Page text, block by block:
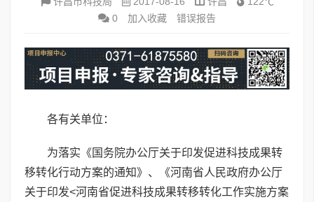
0
加入收藏 错误报告
各有关单位：
为落实《国务院办公厅关于印发促进科技成果转
移转化行动方案的通知》、《河南省人民政府办公厅
关于印发<河南省促进科技成果转移转化工作实施方案